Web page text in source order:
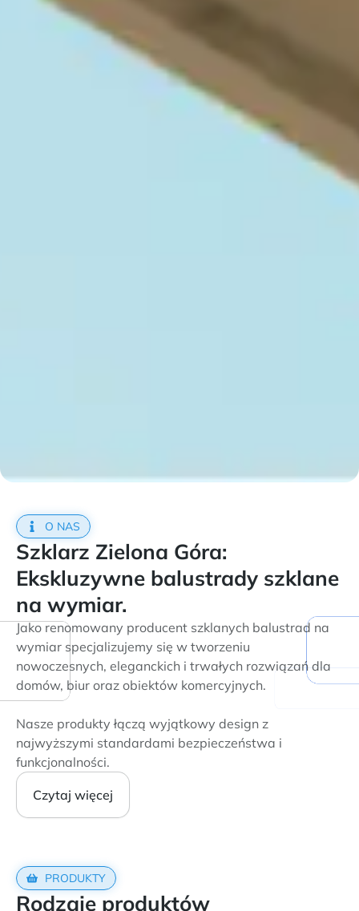
O NAS
Szklarz Zielona Góra:
Ekskluzywne balustrady szklane
na wymiar.
Jako renomowany producent szklanych balustrad na
wymiar specjalizujemy się w tworzeniu
nowoczesnych, eleganckich i trwałych rozwiązań dla
domów, biur oraz obiektów komercyjnych.
Nasze produkty łączą wyjątkowy design z
najwyższymi standardami bezpieczeństwa i
funkcjonalności.
Czytaj więcej
PRODUKTY
Rodzaje produktów